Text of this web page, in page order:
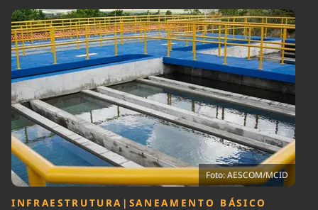
Agronegócios
Brasil
Brasil Mineral
Ciência &
Tecnologia
Cinema
Comportamento
Cultura
Economia
Educação
Infraestrutura
Internacional
Meio Ambiente
Podcast
Política
Saúde
Tempo
Foto: AESCOM/MCID
INFRAESTRUTURA | SANEAMENTO BÁSICO